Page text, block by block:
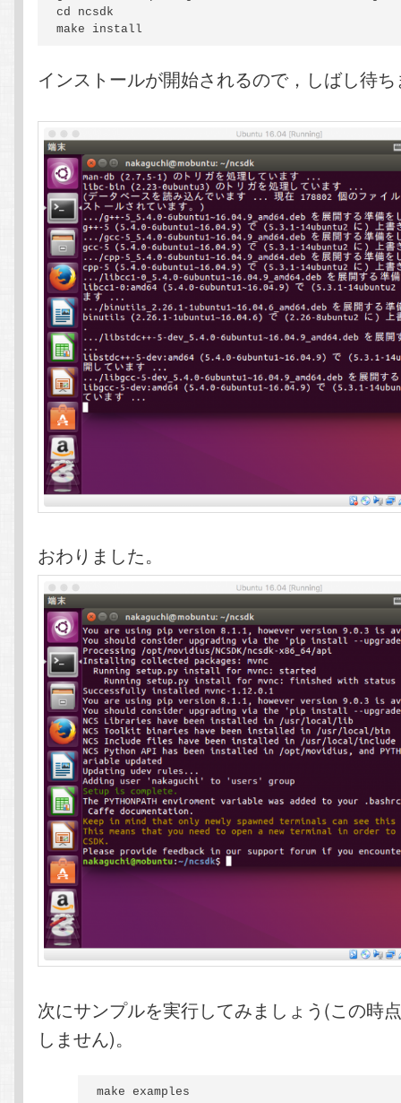
cd ncsdk
make install
インストールが開始されるので，しばし待
おわりました。
次にサンプルを実行してみましょう(この時
しません)。
make examples